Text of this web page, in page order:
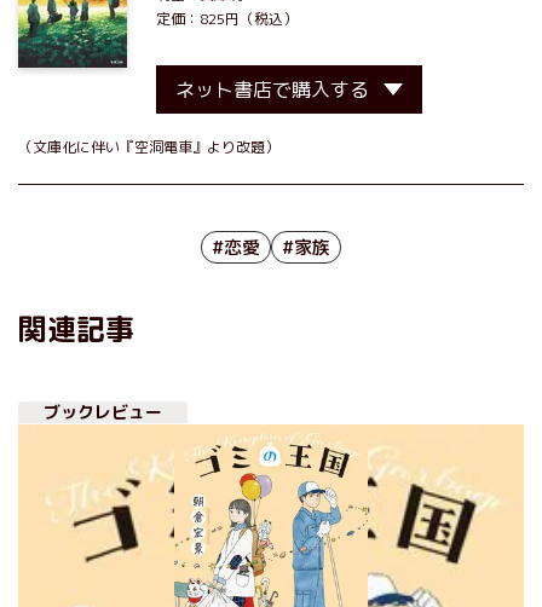
定価：825円（税込）
ネット書店で購入する
（文庫化に伴い『空洞電車』より改題）
#恋愛 #家族
関連記事
ブックレビュー